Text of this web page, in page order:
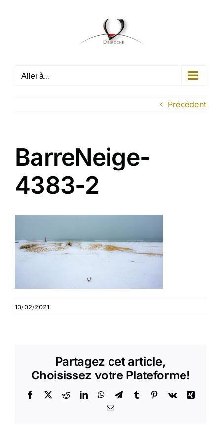
Aller à...
Précédent
BarreNeige-
4383-2
13/02/2021
Partagez cet article,
Choisissez votre Plateforme!
Facebook
X RedditLinkedInWhatsApp
TelegramTumblr Pinterest
Vk
Xing
Email